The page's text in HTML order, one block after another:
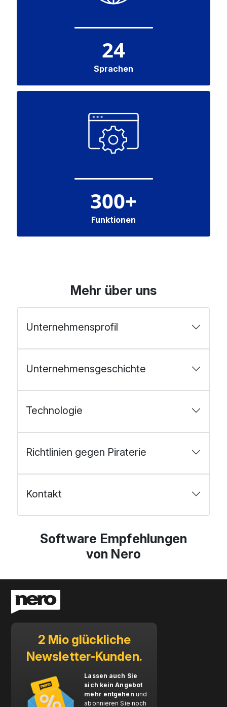
24
Sprachen
300+
Funktionen
Mehr über uns
Unternehmensprofil
Unternehmensgeschichte
Technologie
Richtlinien gegen Piraterie
Kontakt
Software Empfehlungen
von Nero
2 Mio glückliche
Newsletter-Kunden.
Lassen auch Sie
sich kein Angebot
mehr entgehen und
abonnieren Sie noch